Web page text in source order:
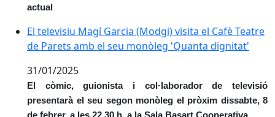
actual
El televisiu Magí Garcia (Modgi) visita el Cafè
El televisiu Magí Garcia (Modgi) visita el Cafè Teatre
de Parets amb el seu monòleg 'Quanta dignitat'
31/01/2025
El còmic, guionista i col·laborador de televisió
presentarà el seu segon monòleg el pròxim dissabte, 8